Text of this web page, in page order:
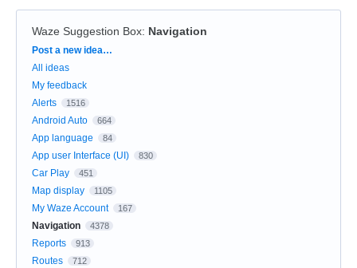
Waze Suggestion Box: Navigation
Categories
Post a new idea…
All ideas
My feedback
Alerts
1516
Android Auto 664
App language 84
App user Interface (UI) 830
Car Play 451
Map display 1105
My Waze Account 167
Navigation 4378
Reports 913
Routes 712